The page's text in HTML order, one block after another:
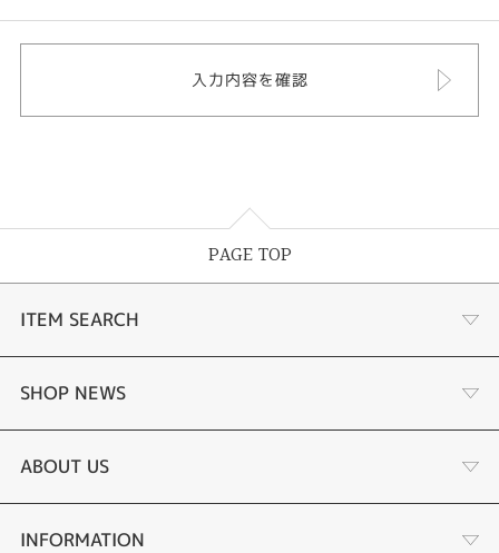
PAGE TOP
ITEM SEARCH
婚約指輪
結婚指輪
セットリング
SHOP NEWS
サプライズプロポーズ相談室
ダイヤモンドカッターブランド
ABOUT US
店舗情報
INFORMATION